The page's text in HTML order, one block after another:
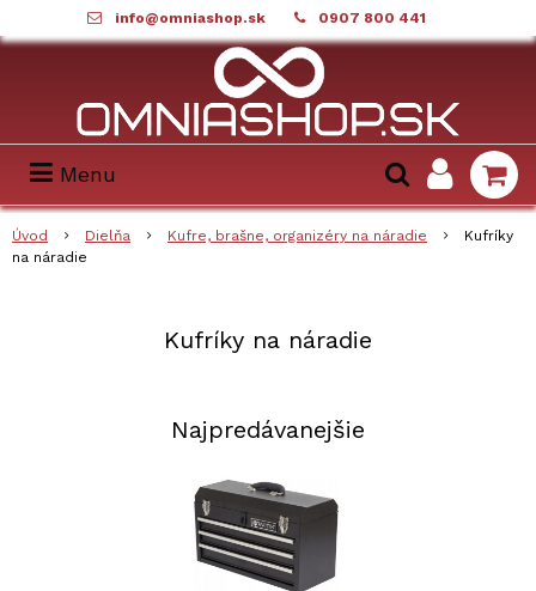
info@omniashop.sk 0907 800 441
Menu
Úvod Dielňa Kufre, brašne, organizéry na náradie
Kufríky
na náradie
Kufríky na náradie
Najpredávanejšie